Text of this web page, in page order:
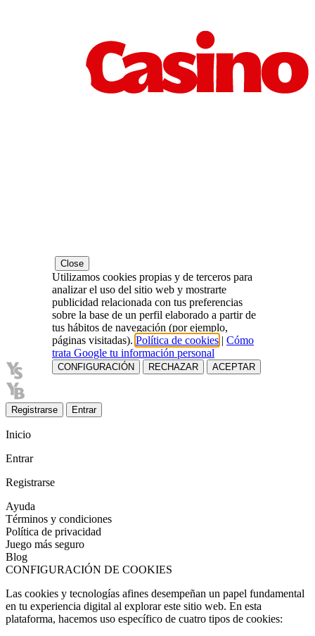
Registrarse Entrar
Inicio
Entrar
Registrarse
Ayuda
Términos y condiciones
Política de privacidad
Juego más seguro
Blog
CONFIGURACIÓN DE COOKIES
Las cookies y tecnologías afines desempeñan un papel fundamental
en tu experiencia digital al explorar este sitio web. En esta
plataforma, hacemos uso específico de cuatro tipos de cookies:
Close
Utilizamos cookies propias y de terceros para
analizar el uso del sitio web y mostrarte
publicidad relacionada con tus preferencias
sobre la base de un perfil elaborado a partir de
tus hábitos de navegación (por ejemplo,
páginas visitadas). Política de cookies | Cómo
trata Google tu información personal
CONFIGURACIÓN RECHAZAR ACEPTAR